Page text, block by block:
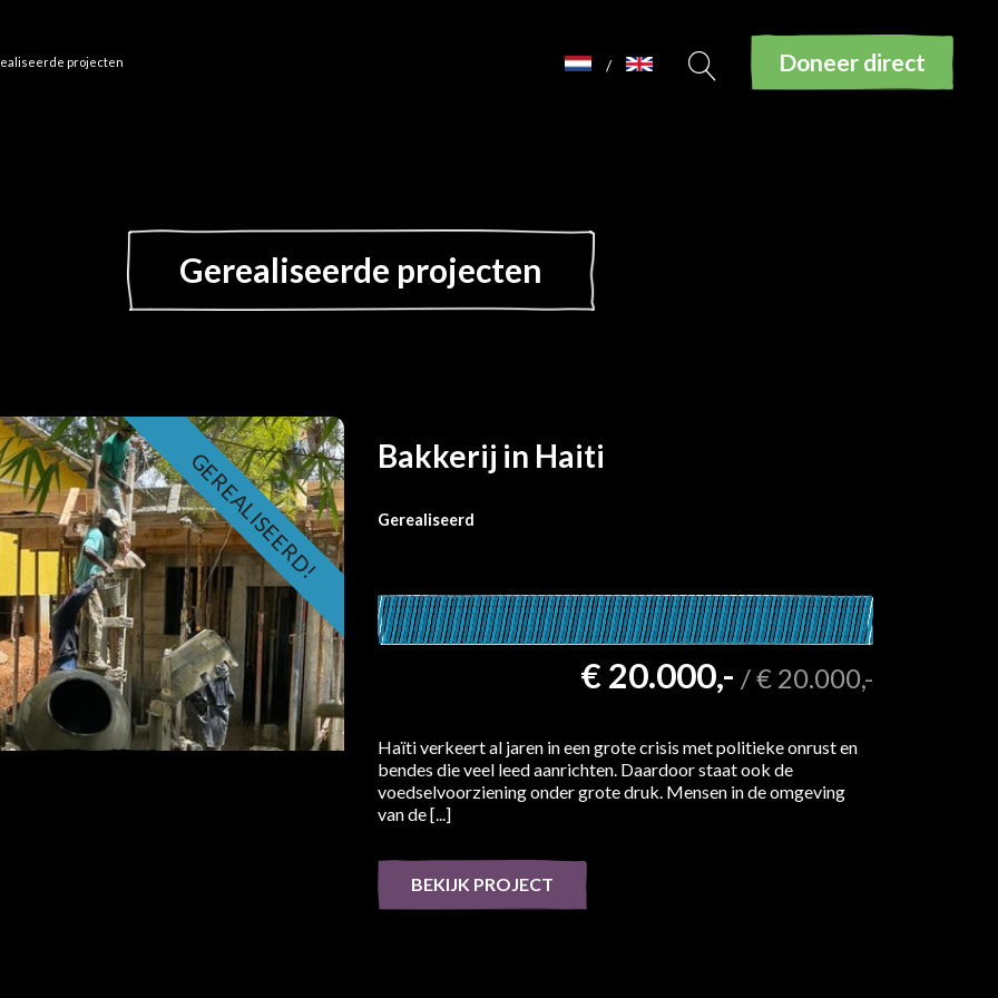
/
projecten Doneer direct
Gerealiseerde projecten
GEREALISEERD! Bakkerij in Haiti
Gerealiseerd
€ 20.000,- /€ 20.000,-
Haïti verkeert al jaren in een grote crisis met politieke onrust en
bendes die veel leed aanrichten. Daardoor staat ook de
voedselvoorziening onder grote druk. Mensen in de omgeving
van de [...]
BEKIJK PROJECT